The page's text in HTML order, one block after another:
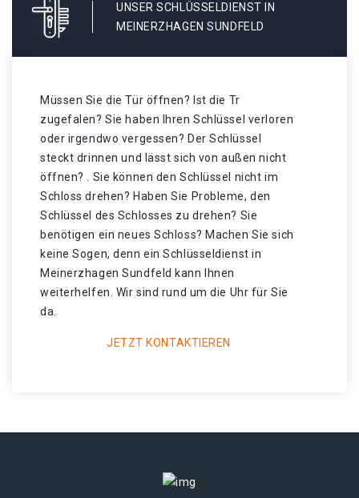
UNSER SCHLÜSSELDIENST IN
MEINERZHAGEN SUNDFELD
Müssen Sie die Tür öffnen? Ist die Tr
zugefalen? Sie haben Ihren Schlüssel verloren
oder irgendwo vergessen? Der Schlüssel
steckt drinnen und lässt sich von außen nicht
öffnen? . Sie können den Schlüssel nicht im
Schloss drehen? Haben Sie Probleme, den
Schlüssel des Schlosses zu drehen? Sie
benötigen ein neues Schloss? Machen Sie sich
keine Sogen, denn ein Schlüsseldienst in
Meinerzhagen Sundfeld kann Ihnen
weiterhelfen. Wir sind rund um die Uhr für Sie
da.
JETZT KONTAKTIEREN